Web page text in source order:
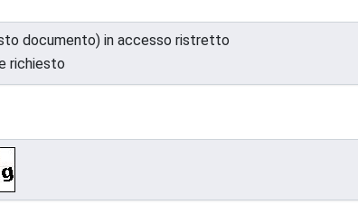
documento) in accesso ristretto
richiesto